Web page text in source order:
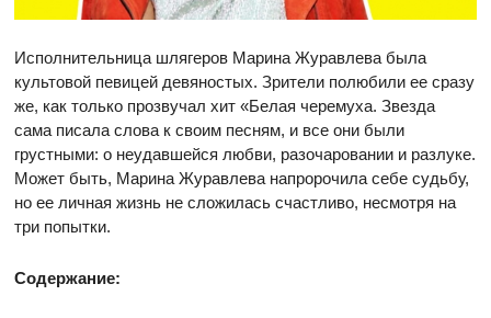
Исполнительница шлягеров Марина Журавлева была
культовой певицей девяностых. Зрители полюбили ее сразу
же, как только прозвучал хит «Белая черемуха. Звезда
сама писала слова к своим песням, и все они были
грустными: о неудавшейся любви, разочаровании и разлуке.
Может быть, Марина Журавлева напророчила себе судьбу,
но ее личная жизнь не сложилась счастливо, несмотря на
три попытки.
Содержание: